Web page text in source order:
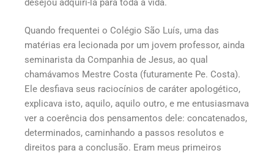
desejou adquiri-la para toda a vida.
Quando frequentei o Colégio São Luís, uma das
matérias era lecionada por um jovem professor, ainda
seminarista da Companhia de Jesus, ao qual
chamávamos Mestre Costa (futuramente Pe. Costa).
Ele desfiava seus raciocínios de caráter apologético,
explicava isto, aquilo, aquilo outro, e me entusiasmava
ver a coerência dos pensamentos dele: concatenados,
determinados, caminhando a passos resolutos e
direitos para a conclusão. Eram meus primeiros